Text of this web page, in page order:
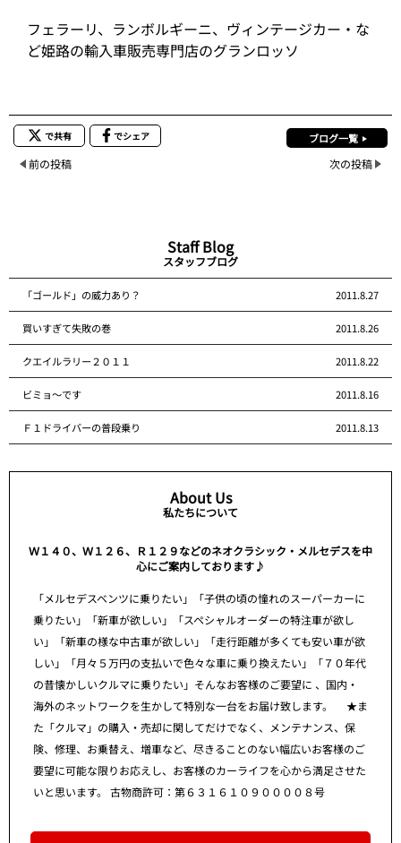
フェラーリ、ランボルギーニ、ヴィンテージカー・な
ど姫路の輸入車販売専門店のグランロッソ
で共有 でシェア ブログ一覧
前の投稿 次の投稿
Staff Blog
スタッフブログ
「ゴールド」の威力あり？ 2011.8.27
買いすぎて失敗の巻 2011.8.26
クエイルラリー２０１１ 2011.8.22
ビミョ～です 2011.8.16
Ｆ１ドライバーの普段乗り 2011.8.13
About Us
私たちについて
Ｗ１４０、Ｗ１２６、Ｒ１２９などのネオクラシック・メルセデスを中
心にご案内しております♪
「メルセデスベンツに乗りたい」「子供の頃の憧れのスーパーカーに
乗りたい」「新車が欲しい」「スペシャルオーダーの特注車が欲し
い」「新車の様な中古車が欲しい」「走行距離が多くても安い車が欲
しい」「月々５万円の支払いで色々な車に乗り換えたい」「７０年代
の昔懐かしいクルマに乗りたい」そんなお客様のご要望に 、国内・
海外のネットワークを生かして特別な一台をお届け致します。 ★ま
た「クルマ」の購入・売却に関してだけでなく、メンテナンス、保
険、修理、お乗替え、増車など、尽きることのない幅広いお客様のご
要望に可能な限りお応えし、お客様のカーライフを心から満足させた
いと思います。 古物商許可：第６３１６１０９００００８号